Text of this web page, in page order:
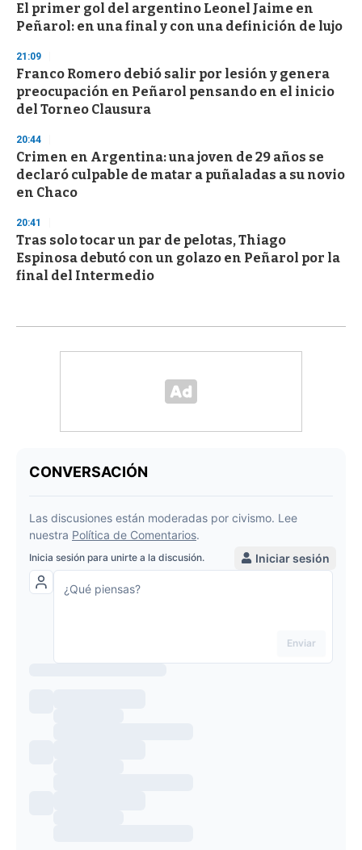
El primer gol del argentino Leonel Jaime en
Peñarol: en una final y con una definición de lujo
21:09
Franco Romero debió salir por lesión y genera
preocupación en Peñarol pensando en el inicio
del Torneo Clausura
20:44
Crimen en Argentina: una joven de 29 años se
declaró culpable de matar a puñaladas a su novio
en Chaco
20:41
Tras solo tocar un par de pelotas, Thiago
Espinosa debutó con un golazo en Peñarol por la
final del Intermedio